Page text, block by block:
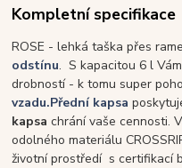
Kompletní specifikace
ROSE - lehká taška přes
odstínu. S kapacitou 6 l
drobností - k tomu super
vzadu.Přední kapsa
kapsachrání vaše cennosti.
odolného materiálu
životní prostředí s certifikací